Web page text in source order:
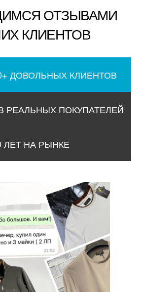
ОТЗЫВАМИ
КЛИЕНТОВ
ДОВОЛЬНЫХ КЛИЕНТОВ
РЕАЛЬНЫХ ПОКУПАТЕЛЕЙ
ЛЕТ НА РЫНКЕ